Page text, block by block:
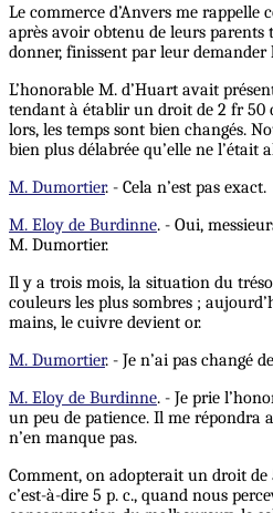
Le commerce d’Anvers me rappelle
après avoir obtenu de leurs parents
donner, finissent par leur demander
L’honorable M. d’Huart avait
tendant à établir un droit de 2 fr 50
lors, les temps sont bien changés.
bien plus délabrée qu’elle ne l’était
M. Dumortier. - Cela n’est pas exact.
M. Eloy de Burdinne. - Oui,
M. Dumortier.
Il y a trois mois, la situation du
couleurs les plus sombres ;
mains, le cuivre devient or.
M. Dumortier. - Je n’ai pas changé
M. Eloy de Burdinne. - Je prie
un peu de patience. Il me répondra
n’en manque pas.
Comment, on adopterait un droit de
c’est-à-dire 5 p. c., quand nous